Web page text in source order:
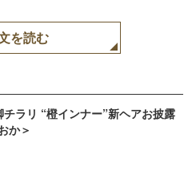
を読む
ラリ “橙インナー”新ヘアお披露
か＞